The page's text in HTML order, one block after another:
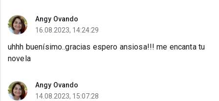
Angy Ovando
16.08.2023, 14:24:29
uhhh buenísimo..gracias espero ansiosa!!! me encanta tu
novela
Angy Ovando
14.08.2023, 15:07:28